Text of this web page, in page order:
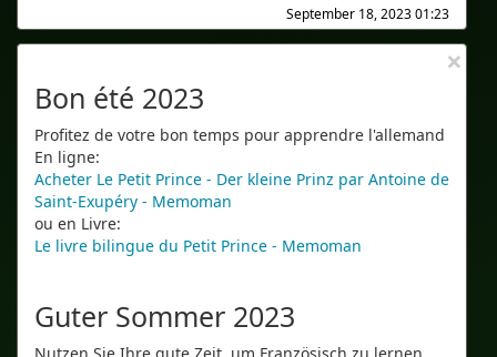
September 18, 2023 01:23
×
Bon été 2023
Profitez de votre bon temps pour apprendre l'allemand
En ligne:
Acheter Le Petit Prince - Der kleine Prinz par Antoine de
Saint-Exupéry - Memoman
ou en Livre:
Le livre bilingue du Petit Prince - Memoman
Guter Sommer 2023